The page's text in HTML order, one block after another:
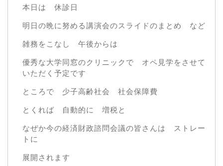
本日は 休診日
明日の晩に努める講演会のスライドのまとめ など
雑務をこなし 午後からは
優秀な大学同窓のクリニックで オペ見学をさせて
いただく予定です
ところで 少子高齢社会 社会保障費
とくれば 自動的に 増税と
なぜか今の経済財政諮問会議の皆さんは ストレー
トに
展開されます